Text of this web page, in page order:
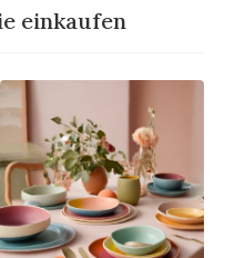
einkaufen